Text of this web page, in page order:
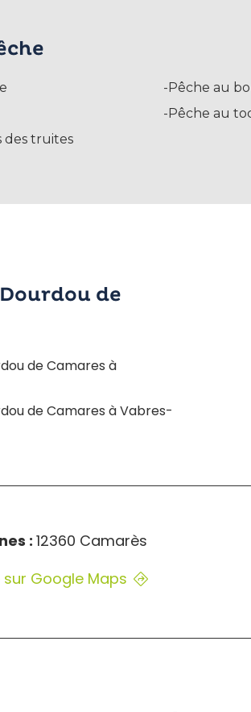
-Pêche au
-Pêche au
des truites
de
de Camares à
de Camares à Vabres-
:12360 Camarès
Google Maps